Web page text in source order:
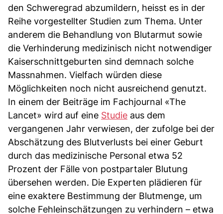
den Schweregrad abzumildern, heisst es in der
Reihe vorgestellter Studien zum Thema. Unter
anderem die Behandlung von Blutarmut sowie
die Verhinderung medizinisch nicht notwendiger
Kaiserschnittgeburten sind demnach solche
Massnahmen. Vielfach würden diese
Möglichkeiten noch nicht ausreichend genutzt.
In einem der Beiträge im Fachjournal «The
Lancet» wird auf eine Studie aus dem
vergangenen Jahr verwiesen, der zufolge bei der
Abschätzung des Blutverlusts bei einer Geburt
durch das medizinische Personal etwa 52
Prozent der Fälle von postpartaler Blutung
übersehen werden. Die Experten plädieren für
eine exaktere Bestimmung der Blutmenge, um
solche Fehleinschätzungen zu verhindern – etwa